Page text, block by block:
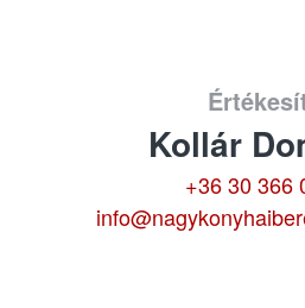
Kollár
+36 30 366